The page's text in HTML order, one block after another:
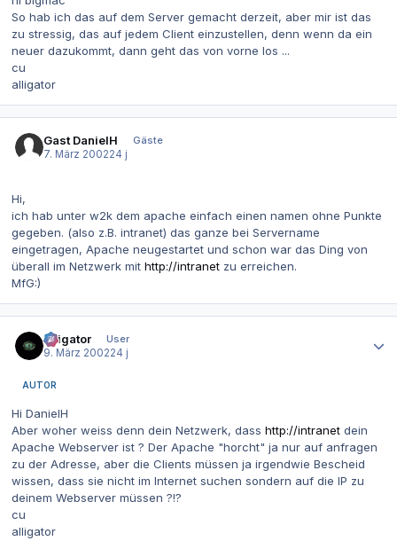
So hab ich das auf dem Server gemacht derzeit, aber mir ist das
zu stressig, das auf jedem Client einzustellen, denn wenn da ein
neuer dazukommt, dann geht das von vorne los ...
cu
alligator
Gast DanielH
Gäste
7. März 200224 j
Hi,
ich hab unter w2k dem apache einfach einen namen ohne Punkte
gegeben. (also z.B. intranet) das ganze bei Servername
eingetragen, Apache neugestartet und schon war das Ding von
überall im Netzwerk mit http://intranet zu erreichen.
MfG:)
alligator
User
9. März 200224 j
AUTOR
Hi DanielH
Aber woher weiss denn dein Netzwerk, dass http://intranet dein
Apache Webserver ist ? Der Apache "horcht" ja nur auf anfragen
zu der Adresse, aber die Clients müssen ja irgendwie Bescheid
wissen, dass sie nicht im Internet suchen sondern auf die IP zu
deinem Webserver müssen ?!?
cu
alligator